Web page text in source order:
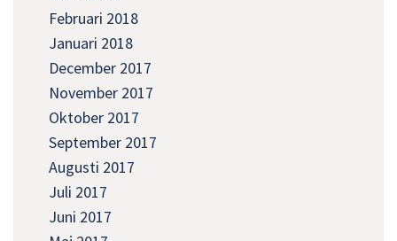
Februari 2018
Januari 2018
December 2017
November 2017
Oktober 2017
September 2017
Augusti 2017
Juli 2017
Juni 2017